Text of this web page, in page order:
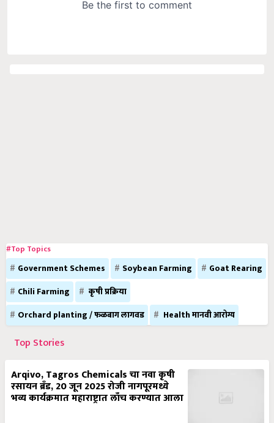
#Top Topics
Government Schemes Soybean Farming
Goat Rearing
Chili Farming
कृषी प्रक्रिया
Orchard planting / फळबाग लागवड
Health मानवी आरोग्य
Top Stories
Arqivo, Tagros Chemicals चा नवा कृषी
रसायन ब्रँड, 20 जून 2025 रोजी नागपूरमध्ये
भव्य कार्यक्रमात महाराष्ट्रात लाँच करण्यात आला